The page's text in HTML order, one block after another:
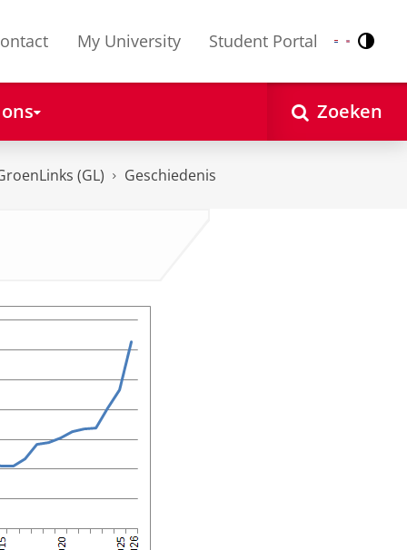
My University Student Portal Nederlands
English
Zoeken
(GL) Geschiedenis